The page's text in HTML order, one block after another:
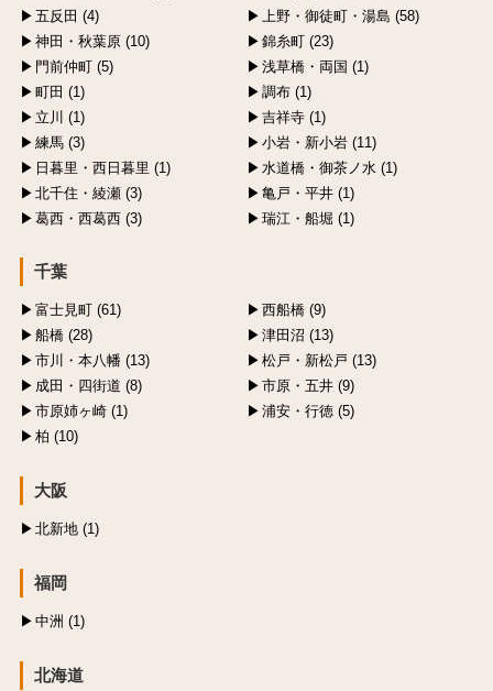
五反田 (4)
上野・御徒町・湯島 (58)
神田・秋葉原 (10)
錦糸町 (23)
門前仲町 (5)
浅草橋・両国 (1)
町田 (1)
調布 (1)
立川 (1)
吉祥寺 (1)
練馬 (3)
小岩・新小岩 (11)
日暮里・西日暮里 (1)
水道橋・御茶ノ水 (1)
北千住・綾瀬 (3)
亀戸・平井 (1)
葛西・西葛西 (3)
瑞江・船堀 (1)
千葉
富士見町 (61)
西船橋 (9)
船橋 (28)
津田沼 (13)
市川・本八幡 (13)
松戸・新松戸 (13)
成田・四街道 (8)
市原・五井 (9)
市原姉ヶ崎 (1)
浦安・行徳 (5)
柏 (10)
大阪
北新地 (1)
福岡
中洲 (1)
北海道